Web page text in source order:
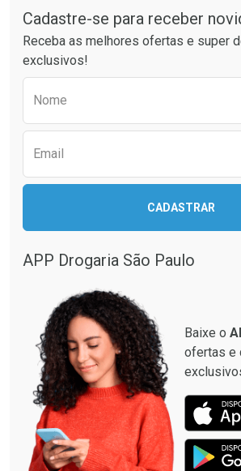
Comprar sem Desconto
Por R$ 664,02/cada
Comprar sem Desconto
Ativar
Cadastre-se para receber
Receba as melhores ofertas e super
exclusivos!
Nome
Email
CADASTRAR
APP Drogaria São Paulo
Baixe o
ofertas e